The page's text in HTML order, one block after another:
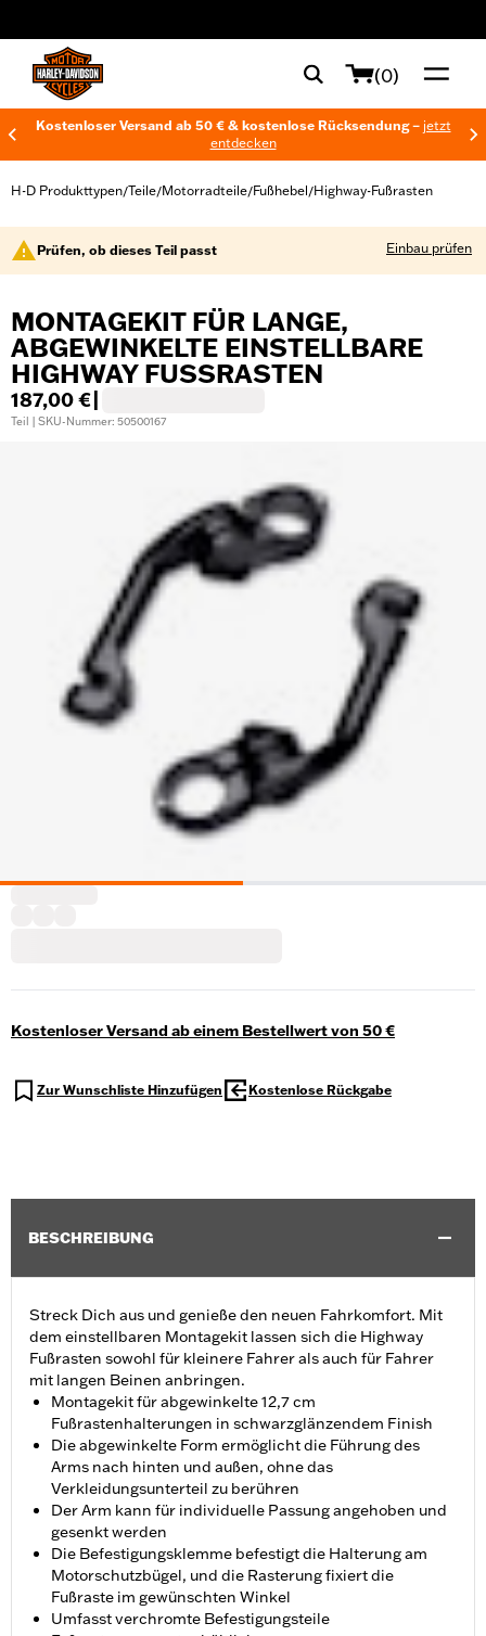
(0)
Kostenloser Versand ab 50 € & kostenlose Rücksendung – jetzt
entdecken
H-D Produkttypen/Teile/Motorradteile/Fußhebel/Highway-Fußrasten
Prüfen, ob dieses Teil passt Einbau prüfen
MONTAGEKIT FÜR LANGE,
ABGEWINKELTE EINSTELLBARE
HIGHWAY FUSSRASTEN
187,00 €
Teil | SKU-Nummer: 50500167
Kostenloser Versand ab einem Bestellwert von 50 €
Zur Wunschliste Hinzufügen Kostenlose Rückgabe
BESCHREIBUNG
Streck Dich aus und genieße den neuen Fahrkomfort. Mit
dem einstellbaren Montagekit lassen sich die Highway
Fußrasten sowohl für kleinere Fahrer als auch für Fahrer
mit langen Beinen anbringen.
Montagekit für abgewinkelte 12,7 cm
Fußrastenhalterungen in schwarzglänzendem Finish
Die abgewinkelte Form ermöglicht die Führung des
Arms nach hinten und außen, ohne das
Verkleidungsunterteil zu berühren
Der Arm kann für individuelle Passung angehoben und
gesenkt werden
Die Befestigungsklemme befestigt die Halterung am
Motorschutzbügel, und die Rasterung fixiert die
Fußraste im gewünschten Winkel
Umfasst verchromte Befestigungsteile